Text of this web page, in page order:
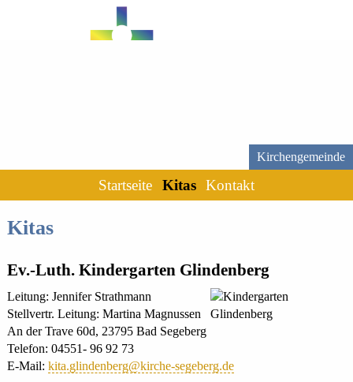
Kirchengemeinde
Startseite Kitas Kontakt
Kitas
Ev.-Luth. Kindergarten Glindenberg
Leitung: Jennifer Strathmann
Stellvertr. Leitung: Martina Magnussen
An der Trave 60d, 23795 Bad Segeberg
Telefon: 04551- 96 92 73
E-Mail: kita.glindenberg@kirche-segeberg.de